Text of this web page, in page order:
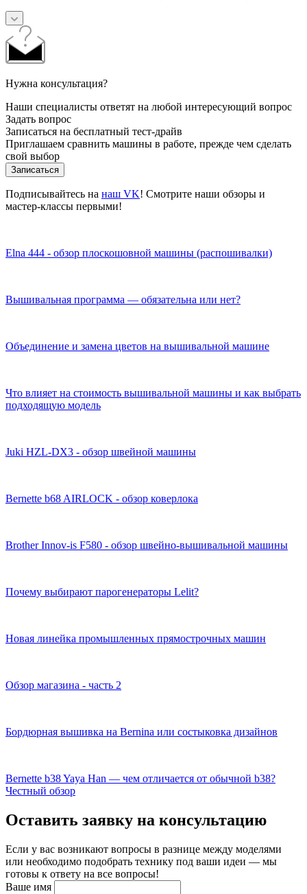
Нужна консультация?
Наши специалисты ответят на любой интересующий вопрос
Задать вопрос
Записаться на бесплатный тест-драйв
Приглашаем сравнить машины в работе, прежде чем сделать
свой выбор
Записаться
Подписывайтесь на наш VK! Смотрите наши обзоры и
мастер-классы первыми!
Elna 444 - обзор плоскошовной машины (распошивалки)
Вышивальная программа — обязательна или нет?
Объединение и замена цветов на вышивальной машине
Что влияет на стоимость вышивальной машины и как выбрать
подходящую модель
Juki HZL-DX3 - обзор швейной машины
Bernette b68 AIRLOCK - обзор коверлока
Brother Innov-is F580 - обзор швейно-вышивальной машины
Почему выбирают парогенераторы Lelit?
Новая линейка промышленных прямострочных машин
Обзор магазина - часть 2
Бордюрная вышивка на Bernina или состыковка дизайнов
Bernette b38 Yaya Han — чем отличается от обычной b38?
Честный обзор
Оставить заявку на консультацию
Если у вас возникают вопросы в разнице между моделями
или необходимо подобрать технику под ваши идеи — мы
готовы к ответу на все вопросы!
Ваше имя